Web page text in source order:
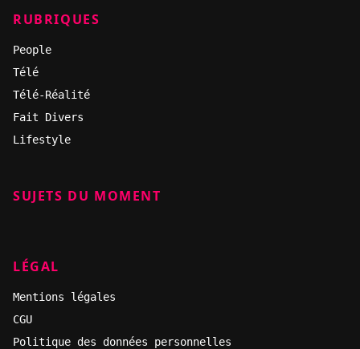
RUBRIQUES
People
Télé
Télé-Réalité
Fait Divers
Lifestyle
SUJETS DU MOMENT
LÉGAL
Mentions légales
CGU
Politique des données personnelles